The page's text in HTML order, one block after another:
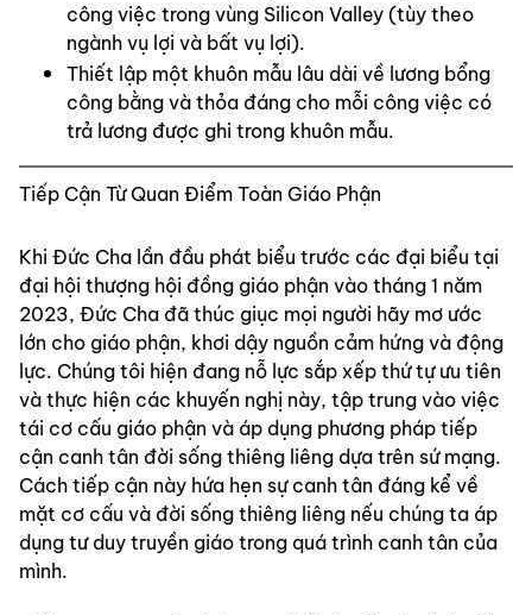
công việc trong vùng Silicon Valley (tùy theo
ngành vụ lợi và bất vụ lợi).
Thiết lập một khuôn mẫu lâu dài về lương bổng
công bằng và thỏa đáng cho mỗi công việc có
trả lương được ghi trong khuôn mẫu.
Tiếp Cận Từ Quan Điểm Toàn Giáo Phận
Khi Đức Cha lần đầu phát biểu trước các đại biểu tại
đại hội thượng hội đồng giáo phận vào tháng 1 năm
2023, Đức Cha đã thúc giục mọi người hãy mơ ước
lớn cho giáo phận, khơi dậy nguồn cảm hứng và động
lực. Chúng tôi hiện đang nỗ lực sắp xếp thứ tự ưu tiên
và thực hiện các khuyến nghị này, tập trung vào việc
tái cơ cấu giáo phận và áp dụng phương pháp tiếp
cận canh tân đời sống thiêng liêng dựa trên sứ mạng.
Cách tiếp cận này hứa hẹn sự canh tân đáng kể về
mặt cơ cấu và đời sống thiêng liêng nếu chúng ta áp
dụng tư duy truyền giáo trong quá trình canh tân của
mình.